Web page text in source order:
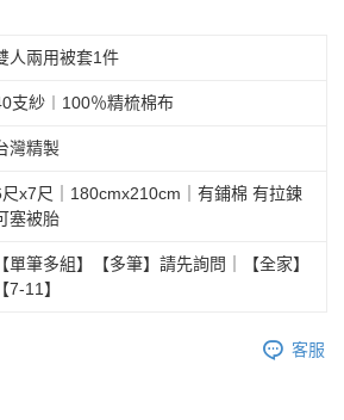
人兩用被套1件
支紗︱100％精梳棉布
灣精製
x7尺｜180cmx210cm｜有鋪棉 有拉鍊
塞被胎
【單筆多組】【多筆】請先詢問｜【全家】
【7-11】
客服